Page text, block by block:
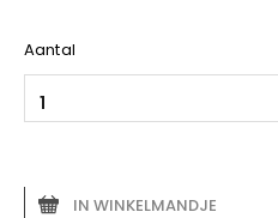
Aantal
IN WINKELMANDJE